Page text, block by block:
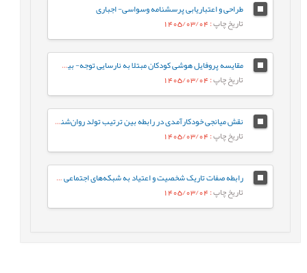
طراحی و اعتباریابی پرسشنامه وسواسی- اجباری
تاریخ چاپ: 1405/03/04
مقایسه پروفایل هوشی کودکان مبتلا به نارسایی توجه- بیش‌فعالی با کودکان عادی براساس شاخص‌های جانبی و مکمل آزمون WISC-V
تاریخ چاپ: 1405/03/04
نقش میانجی خودکارآمدی در رابطه‌ بین ترتیب تولد روان‌شناختی و جوخانواده با رفتارهای جامعه پسند در دانشجویان
تاریخ چاپ: 1405/03/04
رابطه صفات تاریک شخصیت و اعتیاد به شبکه‌های اجتماعی مجازی با نقش میانجی سبک‌های مقابله‌ای
تاریخ چاپ: 1405/03/04